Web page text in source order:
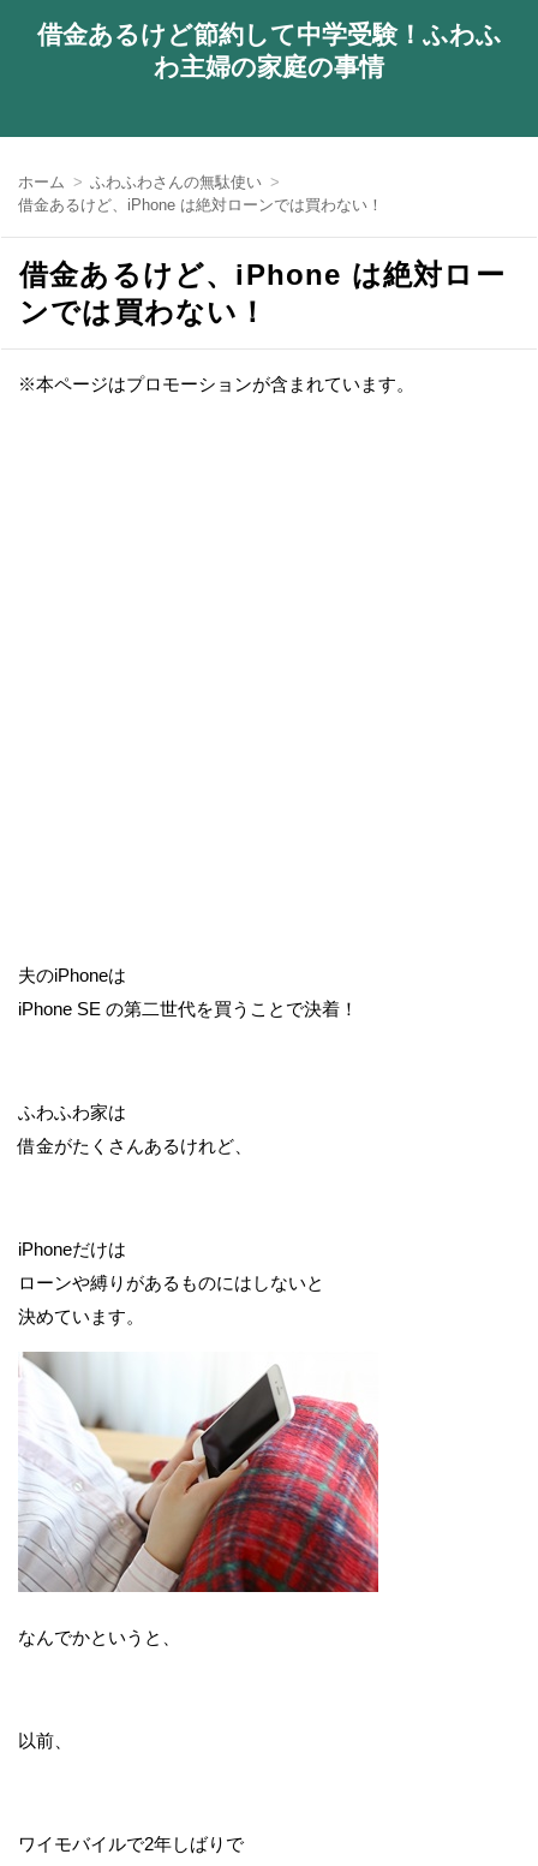
借金あるけど節約して中学受験！ふわふ
わ主婦の家庭の事情
ホーム
ふわふわさんの無駄使い
借金あるけど、iPhone は絶対ローンでは買わない！
借金あるけど、iPhone は絶対ロー
ンでは買わない！
※本ページはプロモーションが含まれています。
夫のiPhoneは
iPhone SE の第二世代を買うことで決着！
ふわふわ家は
借金がたくさんあるけれど、
iPhoneだけは
ローンや縛りがあるものにはしないと
決めています。
なんでかというと、
以前、
ワイモバイルで2年しばりで